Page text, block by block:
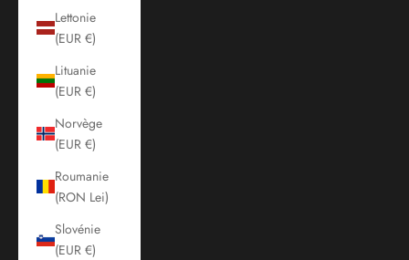
Lettonie
(EUR €)
Lituanie
(EUR €)
Norvège
(EUR €)
Roumanie
(RON Lei)
Slovénie
(EUR €)